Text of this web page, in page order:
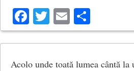
Facebook
Twitter
Email
Acolo unde toată lumea cântă